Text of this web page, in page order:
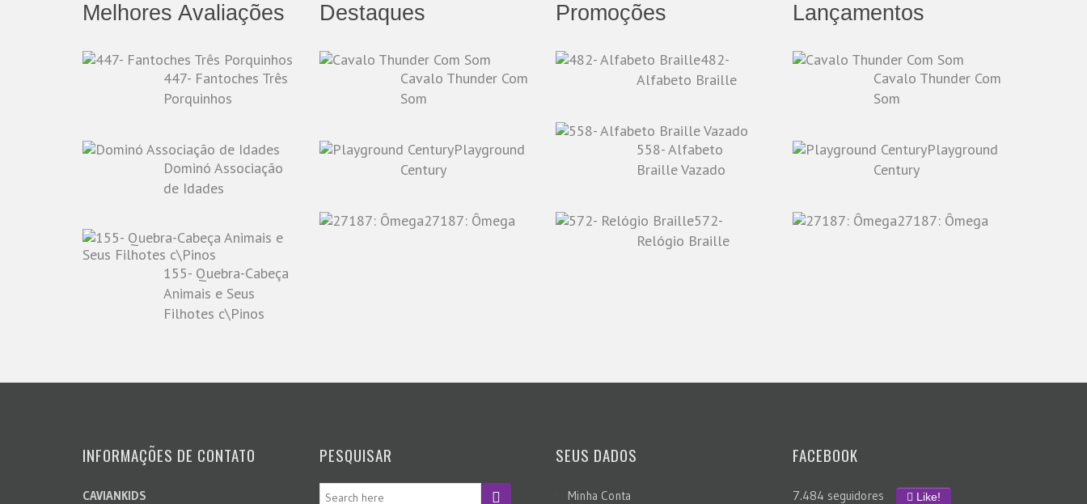
Melhores Avaliações
447- Fantoches Três
Porquinhos
Dominó Associação
de Idades
155- Quebra-Cabeça
Animais e Seus
Filhotes c\Pinos
Destaques
Cavalo Thunder Com
Som
Playground
Century
27187: Ômega
Promoções
482-
Alfabeto Braille
558- Alfabeto
Braille Vazado
572-
Relógio Braille
Lançamentos
Cavalo Thunder Com
Som
Playground
Century
27187: Ômega
INFORMAÇÕES DE CONTATO
CAVIANKIDS
PESQUISAR SEUS DADOS
Minha Conta
FACEBOOK
7.484 seguidores Like!